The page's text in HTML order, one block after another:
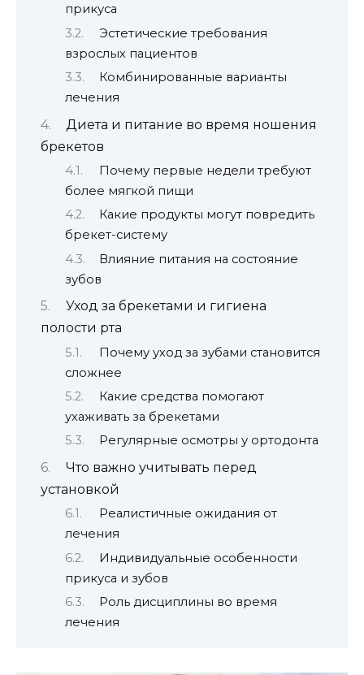
прикуса
Эстетические требования
взрослых пациентов
Комбинированные варианты
лечения
Диета и питание во время ношения
брекетов
Почему первые недели требуют
более мягкой пищи
Какие продукты могут повредить
брекет-систему
Влияние питания на состояние
зубов
Уход за брекетами и гигиена
полости рта
Почему уход за зубами становится
сложнее
Какие средства помогают
ухаживать за брекетами
Регулярные осмотры у ортодонта
Что важно учитывать перед
установкой
Реалистичные ожидания от
лечения
Индивидуальные особенности
прикуса и зубов
Роль дисциплины во время
лечения